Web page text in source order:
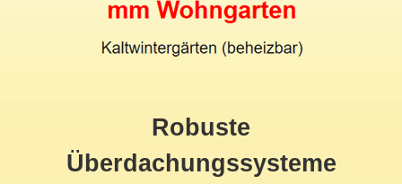
Robuste
Überdachungssysteme